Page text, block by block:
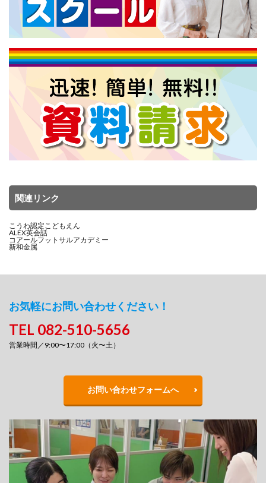
関連リンク
こうわ認定こどもえん
ALEX英会話
コアールフットサルアカデミー
新和金属
お気軽にお問い合わせください！
TEL 082-510-5656
営業時間／9:00〜17:00（火〜土）
お問い合わせフォームへ